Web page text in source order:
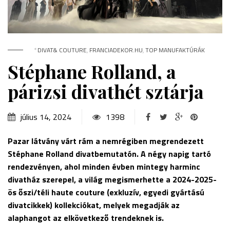
*DIVAT& COUTURE, FRANCIADEKOR.HU,TOP MANUFAKTÚRÁK
Stéphane Rolland, a
párizsi divathét sztárja
július 14, 2024
1398
Pazar látvány várt rám a nemrégiben megrendezett
Stéphane Rolland divatbemutatón. A négy napig tartó
rendezvényen, ahol minden évben mintegy harminc
divatház szerepel, a világ megismerhette a 2024-2025-
ös őszi/téli haute couture (exkluzív, egyedi gyártású
divatcikkek) kollekciókat, melyek megadják az
alaphangot az elkövetkező trendeknek is.